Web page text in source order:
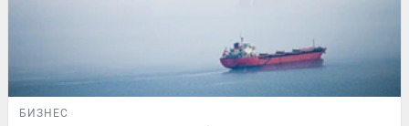
БИЗНЕС